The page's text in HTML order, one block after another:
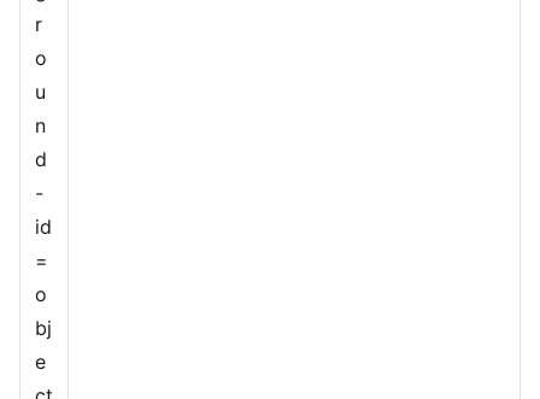
r
o
u
n
d
-
id
=
o
bj
e